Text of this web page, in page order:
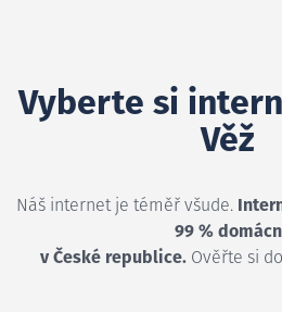
Vyberte si
Věž
Náš internet je téměř všude.
99 %
v České republice.Ověřte si